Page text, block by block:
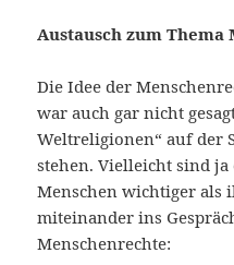
Austausch zum Thema
Die Idee der
war auch gar nicht
Weltreligionen“ auf der
stehen. Vielleicht sind
Menschen wichtiger als
miteinander ins
Menschenrechte: